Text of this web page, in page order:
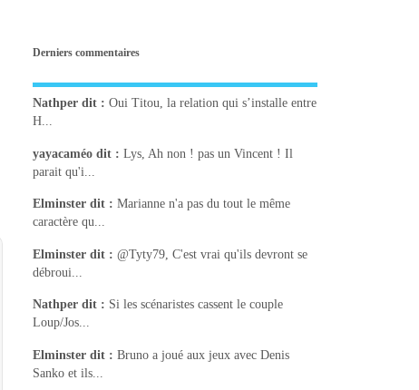
Derniers commentaires
Nathper dit : Oui Titou, la relation qui s’installe entre
H...
yayacaméo dit : Lys, Ah non ! pas un Vincent ! Il
parait qu'i...
Elminster dit : Marianne n'a pas du tout le même
caractère qu...
Elminster dit : @Tyty79, C'est vrai qu'ils devront se
débroui...
Nathper dit : Si les scénaristes cassent le couple
Loup/Jos...
Elminster dit : Bruno a joué aux jeux avec Denis
Sanko et ils...